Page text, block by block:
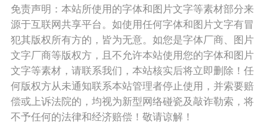
免责声明：本站所使用的字体和图片文字等素材部分来
源于互联网共享平台。如使用任何字体和图片文字有冒
犯其版权所有方的，皆为无意。如您是字体厂商、图片
文字厂商等版权方，且不允许本站使用您的字体和图片
文字等素材，请联系我们，本站核实后将立即删除！任
何版权方从未通知联系本站管理者停止使用，并索要赔
偿或上诉法院的，均视为新型网络碰瓷及敲诈勒索，将
不予任何的法律和经济赔偿！敬请谅解！